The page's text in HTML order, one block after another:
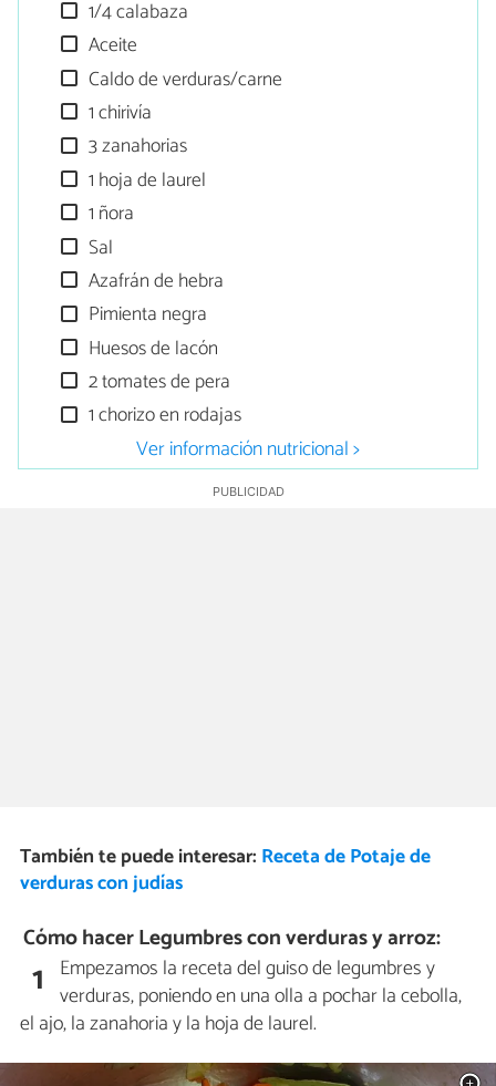
1/4 calabaza
Aceite
Caldo de verduras/carne
1 chirivía
3 zanahorias
1 hoja de laurel
1 ñora
Sal
Azafrán de hebra
Pimienta negra
Huesos de lacón
2 tomates de pera
1 chorizo en rodajas
Ver información nutricional >
También te puede interesar: Receta de Potaje de
verduras con judías
Cómo hacer Legumbres con verduras y arroz:
1 Empezamos la receta del guiso de legumbres y
verduras, poniendo en una olla a pochar la cebolla,
el ajo, la zanahoria y la hoja de laurel.